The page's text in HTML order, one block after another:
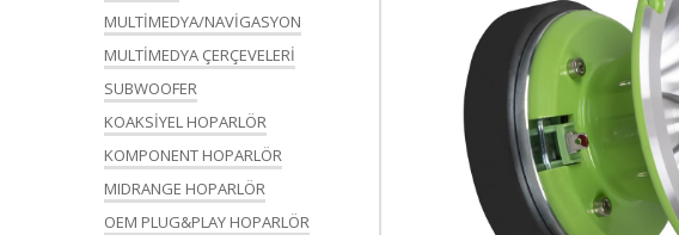
MULTİMEDYA/NAVİGASYON
MULTİMEDYA ÇERÇEVELERİ
SUBWOOFER
KOAKSİYEL HOPARLÖR
KOMPONENT HOPARLÖR
MIDRANGE HOPARLÖR
OEM PLUG&PLAY HOPARLÖR